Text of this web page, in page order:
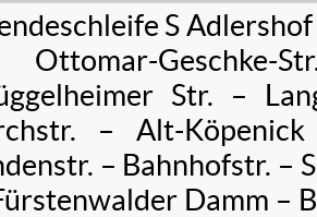
S
Str. –
– Alt-
– Bahnhofstr. –
Damm –